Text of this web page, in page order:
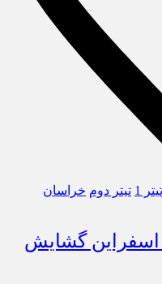
1 تیتر دوم خراسان
اسفراین گشایش